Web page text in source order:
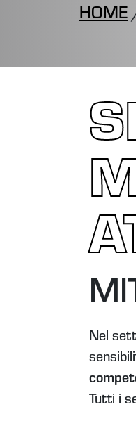
HOME
Nel
Tutti i